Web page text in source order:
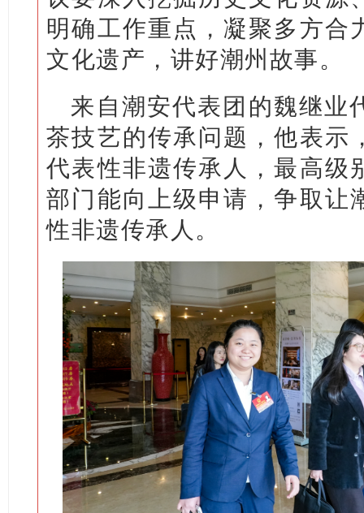
明确工作重点，凝聚多方合
文化遗产，讲好潮州故事。
来自潮安代表团的魏继业
茶技艺的传承问题，他表示
代表性非遗传承人，最高级
部门能向上级申请，争取让
性非遗传承人。